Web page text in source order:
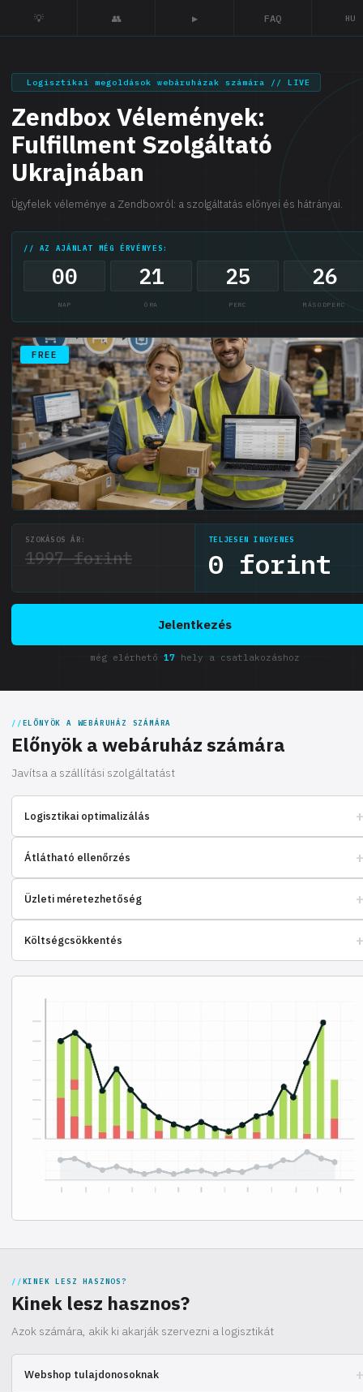
💡 👥 ▶ FAQ HU
Logisztikai megoldások webáruházak számára // LIVE
Zendbox Vélemények:
Fulfillment Szolgáltató
Ukrajnában
Ügyfelek véleménye a Zendboxról: a szolgáltatás előnyei és hátrányai.
// AZ AJÁNLAT MÉG ÉRVÉNYES:
00
NAP
21
ÓRA
25
PERC
25
MÁSODPERC
FREE
SZOKÁSOS ÁR:
1997 forint
TELJESEN INGYENES
0 forint
Jelentkezés
még elérhető 17hely a csatlakozáshoz
ELŐNYÖK A WEBÁRUHÁZ SZÁMÁRA
Előnyök a webáruház számára
Javítsa a szállítási szolgáltatást
Logisztikai optimalizálás
Átlátható ellenőrzés
rendelkezve az árukról és azok mozgásáról.
Üzleti méretezhetőség
erőforrások miatt kellene aggódnia.
Költségcsökkentés
KINEK LESZ HASZNOS?
Kinek lesz hasznos?
Azok számára, akik ki akarják szervezni a logisztikát
Webshop tulajdonosoknak